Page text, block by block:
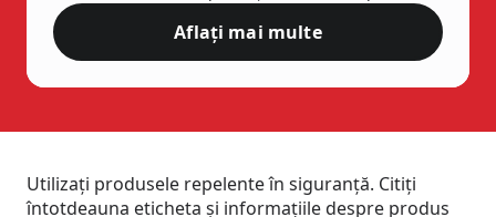
țânțarilor și a altor insecte oferind sentimentul de
libertate și siguranță.
Autan® Family Care® Spray
Aflați mai multe
Utilizați produsele repelente în siguranță. Citiți
întotdeauna eticheta și informațiile despre produs